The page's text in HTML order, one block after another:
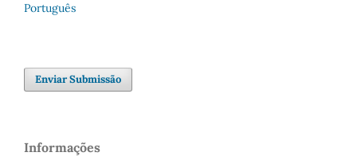
Português
Enviar Submissão
Informações